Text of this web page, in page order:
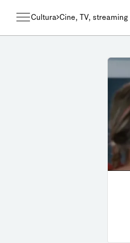
Cultura Cine, TV, streaming